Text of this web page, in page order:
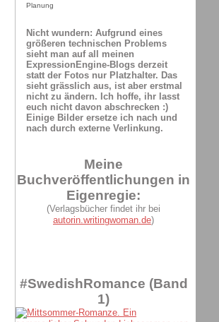
Planung
Nicht wundern: Aufgrund eines
größeren technischen Problems
sieht man auf all meinen
ExpressionEngine-Blogs derzeit
statt der Fotos nur Platzhalter. Das
sieht grässlich aus, ist aber erstmal
nicht zu ändern. Ich hoffe, ihr lasst
euch nicht davon abschrecken :)
Einige Bilder ersetze ich nach und
nach durch externe Verlinkung.
Meine
Buchveröffentlichungen in
Eigenregie:
(Verlagsbücher findet ihr bei
autorin.writingwoman.de)
#SwedishRomance (Band
1)